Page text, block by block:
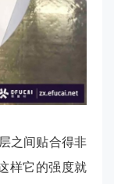
之间贴合得非
样它的强度就